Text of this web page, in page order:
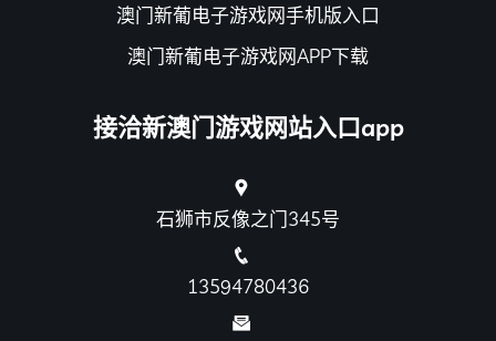
澳门新葡电子游戏网手机版入口
澳门新葡电子游戏网APP下载
接洽新澳门游戏网站入口app
石狮市反像之门345号
13594780436